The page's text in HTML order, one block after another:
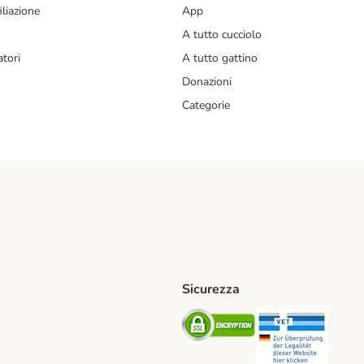
App
A tutto cucciolo
A tutto gattino
Donazioni
Categorie
Method
Shipping Method
Sicurezza
Security